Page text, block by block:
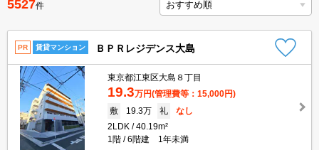
5527件
PR 賃貸マンション ＢＰＲレジデンス大島
東京都江東区大島８丁目
19.3万円(管理費等：15,000円)
敷
19.3万 礼
なし
2LDK
40.19m²
1階
6階建 1年未満